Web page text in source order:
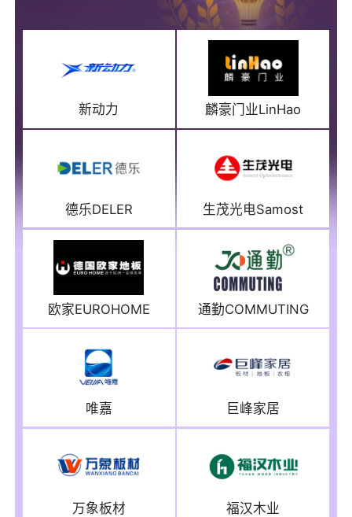
新动力 麟豪门业LinHao
德乐DELER 生茂光电Samost
欧家EUROHOME 通勤COMMUTING
唯嘉 巨峰家居
万象板材 福汉木业